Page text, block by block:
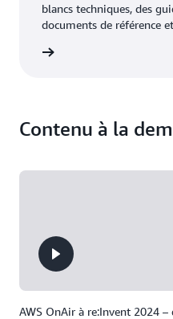
blancs techniques, des
documents de référence
Contenu à la
AWS OnAir à re:Invent 2024